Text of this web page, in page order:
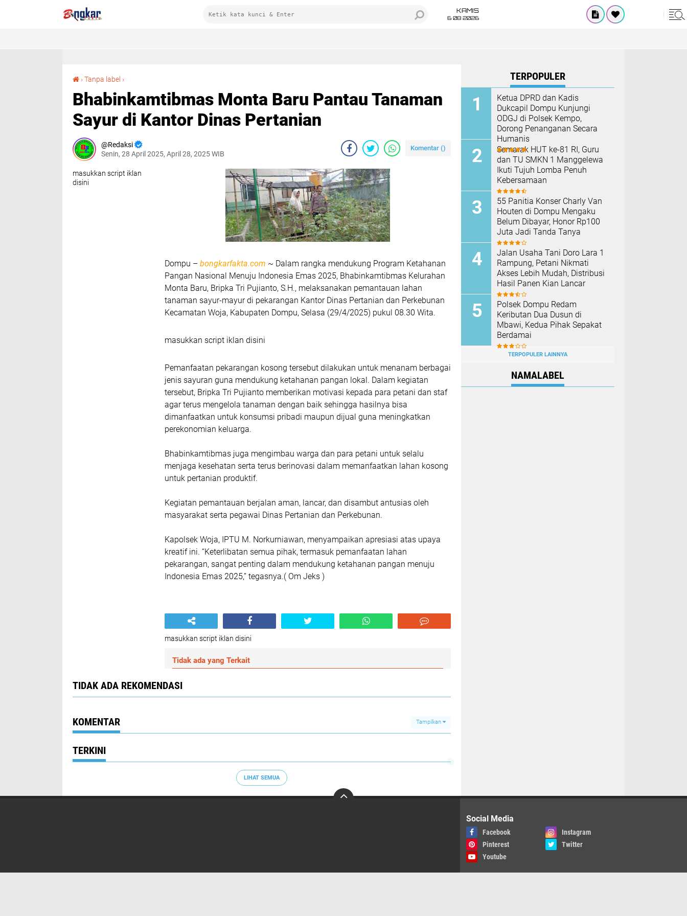
KAMIS
6 08 2026
›Tanpa label ›
Bhabinkamtibmas Monta Baru Pantau Tanaman
Sayur di Kantor Dinas Pertanian
Redaksi
Senin, 28 April 2025, April 28, 2025 WIB
Komentar ()
masukkan script iklan
disini
Dompu – bongkarfakta.com ~ Dalam rangka mendukung Program Ketahanan
Pangan Nasional Menuju Indonesia Emas 2025, Bhabinkamtibmas Kelurahan
Monta Baru, Bripka Tri Pujianto, S.H., melaksanakan pemantauan lahan
tanaman sayur-mayur di pekarangan Kantor Dinas Pertanian dan Perkebunan
Kecamatan Woja, Kabupaten Dompu, Selasa (29/4/2025) pukul 08.30 Wita.
masukkan script iklan disini
Pemanfaatan pekarangan kosong tersebut dilakukan untuk menanam berbagai
jenis sayuran guna mendukung ketahanan pangan lokal. Dalam kegiatan
tersebut, Bripka Tri Pujianto memberikan motivasi kepada para petani dan staf
agar terus mengelola tanaman dengan baik sehingga hasilnya bisa
dimanfaatkan untuk konsumsi pribadi maupun dijual guna meningkatkan
perekonomian keluarga.
Bhabinkamtibmas juga mengimbau warga dan para petani untuk selalu
menjaga kesehatan serta terus berinovasi dalam memanfaatkan lahan kosong
untuk pertanian produktif.
Kegiatan pemantauan berjalan aman, lancar, dan disambut antusias oleh
masyarakat serta pegawai Dinas Pertanian dan Perkebunan.
Kapolsek Woja, IPTU M. Norkurniawan, menyampaikan apresiasi atas upaya
kreatif ini. “Keterlibatan semua pihak, termasuk pemanfaatan lahan
pekarangan, sangat penting dalam mendukung ketahanan pangan menuju
Indonesia Emas 2025,” tegasnya.( Om Jeks )
masukkan script iklan disini
Tidak ada yang Terkait
TIDAK ADA REKOMENDASI
KOMENTAR Tampilkan
TERKINI
LIHAT SEMUA
TERPOPULER
Ketua DPRD dan Kadis
Dukcapil Dompu Kunjungi
ODGJ di Polsek Kempo,
Dorong Penanganan Secara
Humanis
Semarak HUT ke-81 RI, Guru
dan TU SMKN 1 Manggelewa
Ikuti Tujuh Lomba Penuh
Kebersamaan
55 Panitia Konser Charly Van
Houten di Dompu Mengaku
Belum Dibayar, Honor Rp100
Juta Jadi Tanda Tanya
Jalan Usaha Tani Doro Lara 1
Rampung, Petani Nikmati
Akses Lebih Mudah, Distribusi
Hasil Panen Kian Lancar
Polsek Dompu Redam
Keributan Dua Dusun di
Mbawi, Kedua Pihak Sepakat
Berdamai
TERPOPULER LAINNYA
NAMALABEL
Social Media
Facebook
Instagram
Pinterest
Twitter
Youtube